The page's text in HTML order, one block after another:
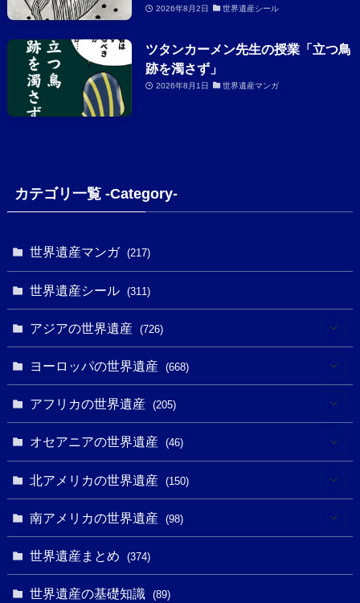
2026年8月2日 世界遺産シール
ツタンカーメン先生の授業「立つ鳥
跡を濁さず」
2026年8月1日 世界遺産マンガ
カテゴリ一覧 -Category-
世界遺産マンガ (217)
世界遺産シール (311)
アジアの世界遺産 (726)
(6)
(10)
(10)
ヨーロッパの世界遺産 (668)
(4)
(3)
(1)
(43)
アフリカの世界遺産 (205)
(8)
(1)
(32)
オセアニアの世界遺産 (46)
(25)
北アメリカの世界遺産 (150)
(31)
南アメリカの世界遺産 (98)
(4)
世界遺産まとめ (374)
世界遺産の基礎知識 (89)